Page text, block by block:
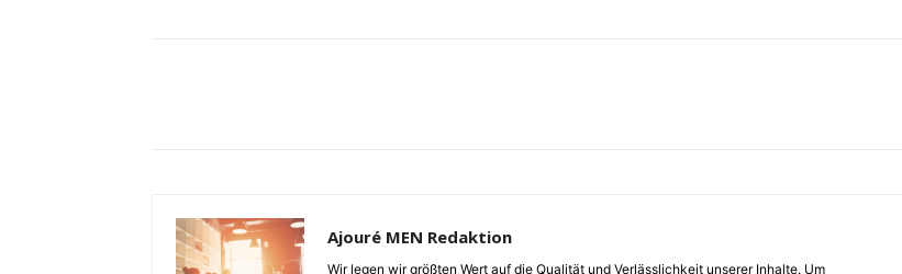
Ajouré MEN Redaktion
Wir legen wir größten Wert auf die Qualität und Verlässlichkeit unserer Inhalte. Um